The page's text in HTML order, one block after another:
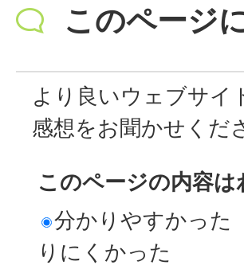
このページ
より良いウェブサイ
感想をお聞かせくだ
このページの内容
分かりやすかった
りにくかった